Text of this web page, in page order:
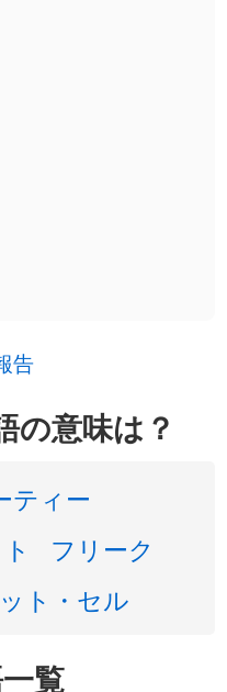
告
の意味は？
ティー
フリーク
ト・セル
覧